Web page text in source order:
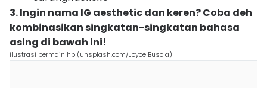
3. Ingin nama IG aesthetic dan keren? Coba deh
kombinasikan singkatan-singkatan bahasa
asing di bawah ini!
ilustrasi bermain hp (unsplash.com/Joyce Busola)